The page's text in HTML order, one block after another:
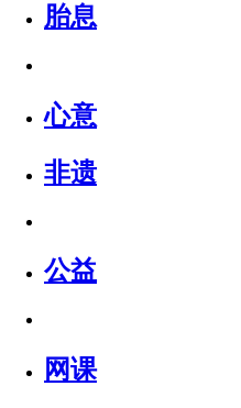
胎息
心意
非遗
公益
网课